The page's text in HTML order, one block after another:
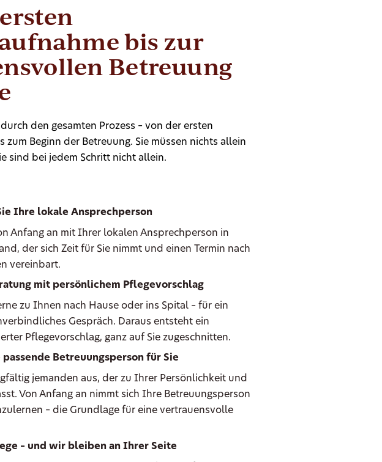
bis zur
Betreuung
den gesamten Prozess – von der ersten
zum Beginn der Betreuung. Sie müssen nichts allein
sind bei jedem Schritt nicht allein.
Ihre lokale Ansprechperson
Anfang an mit Ihrer lokalen Ansprechperson in
der sich Zeit für Sie nimmt und einen Termin nach
vereinbart.
mit persönlichem Pflegevorschlag
zu Ihnen nach Hause oder ins Spital – für ein
Gespräch. Daraus entsteht ein
Pflegevorschlag, ganz auf Sie zugeschnitten.
Betreuungsperson für Sie
jemanden aus, der zu Ihrer Persönlichkeit und
Von Anfang an nimmt sich Ihre Betreuungsperson
– die Grundlage für eine vertrauensvolle
– und wir bleiben an Ihrer Seite